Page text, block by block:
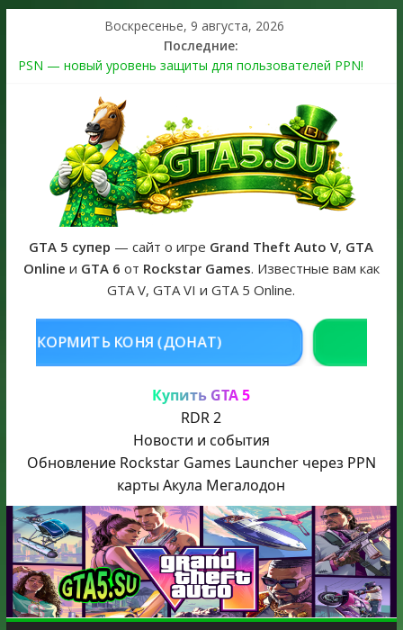
Воскресенье, 9 августа, 2026
Последние:
PSN — новый уровень защиты для пользователей PPN!
The Kortz Center Heist выйдет в GTA Online уже 14 июля
Регистрация в Rockstar Games Social Club ошибка #1.500.7:
как зарегистрировать аккаунт и войти без проблем в 2026
Получайте особые награды в GTA Online по программе
Fine Art Collector
GTA 6 официальная обложка игры и Предзаказ Grand Theft
Auto VI
GTA 5 супер — сайт о игре Grand Theft Auto V, GTA
Online и GTA 6 от Rockstar Games. Известные вам как
GTA V, GTA VI и GTA 5 Online.
(ДОНАТ)
Купить GTA 5
RDR 2
Новости и события
Обновление Rockstar Games Launcher через PPN
карты Акула Мегалодон